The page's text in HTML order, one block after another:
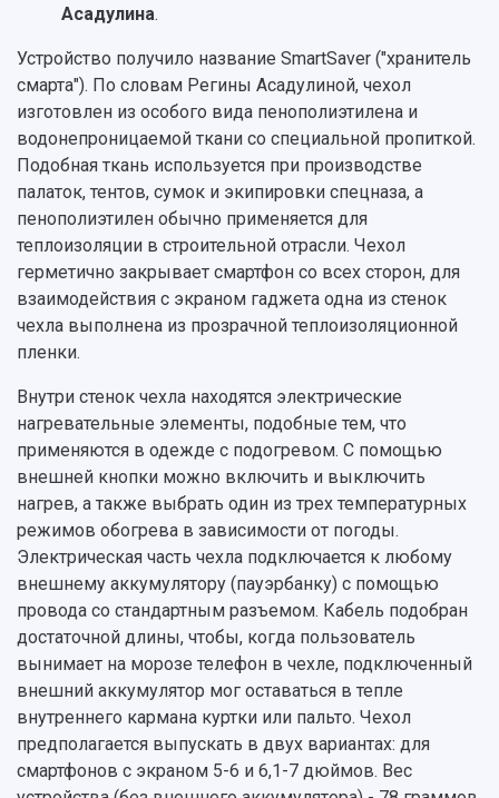
Асадулина.
Устройство получило название SmartSaver ("хранитель
смарта"). По словам Регины Асадулиной, чехол
изготовлен из особого вида пенополиэтилена и
водонепроницаемой ткани со специальной пропиткой.
Подобная ткань используется при производстве
палаток, тентов, сумок и экипировки спецназа, а
пенополиэтилен обычно применяется для
теплоизоляции в строительной отрасли. Чехол
герметично закрывает смартфон со всех сторон, для
взаимодействия с экраном гаджета одна из стенок
чехла выполнена из прозрачной теплоизоляционной
пленки.
Внутри стенок чехла находятся электрические
нагревательные элементы, подобные тем, что
применяются в одежде с подогревом. С помощью
внешней кнопки можно включить и выключить
нагрев, а также выбрать один из трех температурных
режимов обогрева в зависимости от погоды.
Электрическая часть чехла подключается к любому
внешнему аккумулятору (пауэрбанку) с помощью
провода со стандартным разъемом. Кабель подобран
достаточной длины, чтобы, когда пользователь
вынимает на морозе телефон в чехле, подключенный
внешний аккумулятор мог оставаться в тепле
внутреннего кармана куртки или пальто. Чехол
предполагается выпускать в двух вариантах: для
смартфонов с экраном 5-6 и 6,1-7 дюймов. Вес